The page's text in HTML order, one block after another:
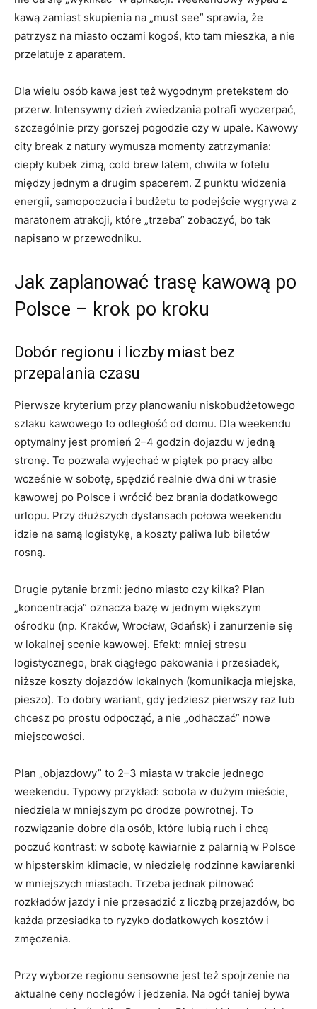
kawą zamiast skupienia na „must see” sprawia, że
patrzysz na miasto oczami kogoś, kto tam mieszka, a nie
przelatuje z aparatem.
Dla wielu osób kawa jest też wygodnym pretekstem do
przerw. Intensywny dzień zwiedzania potrafi wyczerpać,
szczególnie przy gorszej pogodzie czy w upale. Kawowy
city break z natury wymusza momenty zatrzymania:
ciepły kubek zimą, cold brew latem, chwila w fotelu
między jednym a drugim spacerem. Z punktu widzenia
energii, samopoczucia i budżetu to podejście wygrywa z
maratonem atrakcji, które „trzeba” zobaczyć, bo tak
napisano w przewodniku.
Jak zaplanować trasę kawową po
Polsce – krok po kroku
Dobór regionu i liczby miast bez
przepalania czasu
Pierwsze kryterium przy planowaniu niskobudżetowego
szlaku kawowego to odległość od domu. Dla weekendu
optymalny jest promień 2–4 godzin dojazdu w jedną
stronę. To pozwala wyjechać w piątek po pracy albo
wcześnie w sobotę, spędzić realnie dwa dni w trasie
kawowej po Polsce i wrócić bez brania dodatkowego
urlopu. Przy dłuższych dystansach połowa weekendu
idzie na samą logistykę, a koszty paliwa lub biletów
rosną.
Drugie pytanie brzmi: jedno miasto czy kilka? Plan
„koncentracja” oznacza bazę w jednym większym
ośrodku (np. Kraków, Wrocław, Gdańsk) i zanurzenie się
w lokalnej scenie kawowej. Efekt: mniej stresu
logistycznego, brak ciągłego pakowania i przesiadek,
niższe koszty dojazdów lokalnych (komunikacja miejska,
pieszo). To dobry wariant, gdy jedziesz pierwszy raz lub
chcesz po prostu odpocząć, a nie „odhaczać” nowe
miejscowości.
Plan „objazdowy” to 2–3 miasta w trakcie jednego
weekendu. Typowy przykład: sobota w dużym mieście,
niedziela w mniejszym po drodze powrotnej. To
rozwiązanie dobre dla osób, które lubią ruch i chcą
poczuć kontrast: w sobotę kawiarnie z palarnią w Polsce
w hipsterskim klimacie, w niedzielę rodzinne kawiarenki
w mniejszych miastach. Trzeba jednak pilnować
rozkładów jazdy i nie przesadzić z liczbą przejazdów, bo
każda przesiadka to ryzyko dodatkowych kosztów i
zmęczenia.
Przy wyborze regionu sensowne jest też spojrzenie na
aktualne ceny noclegów i jedzenia. Na ogół taniej bywa